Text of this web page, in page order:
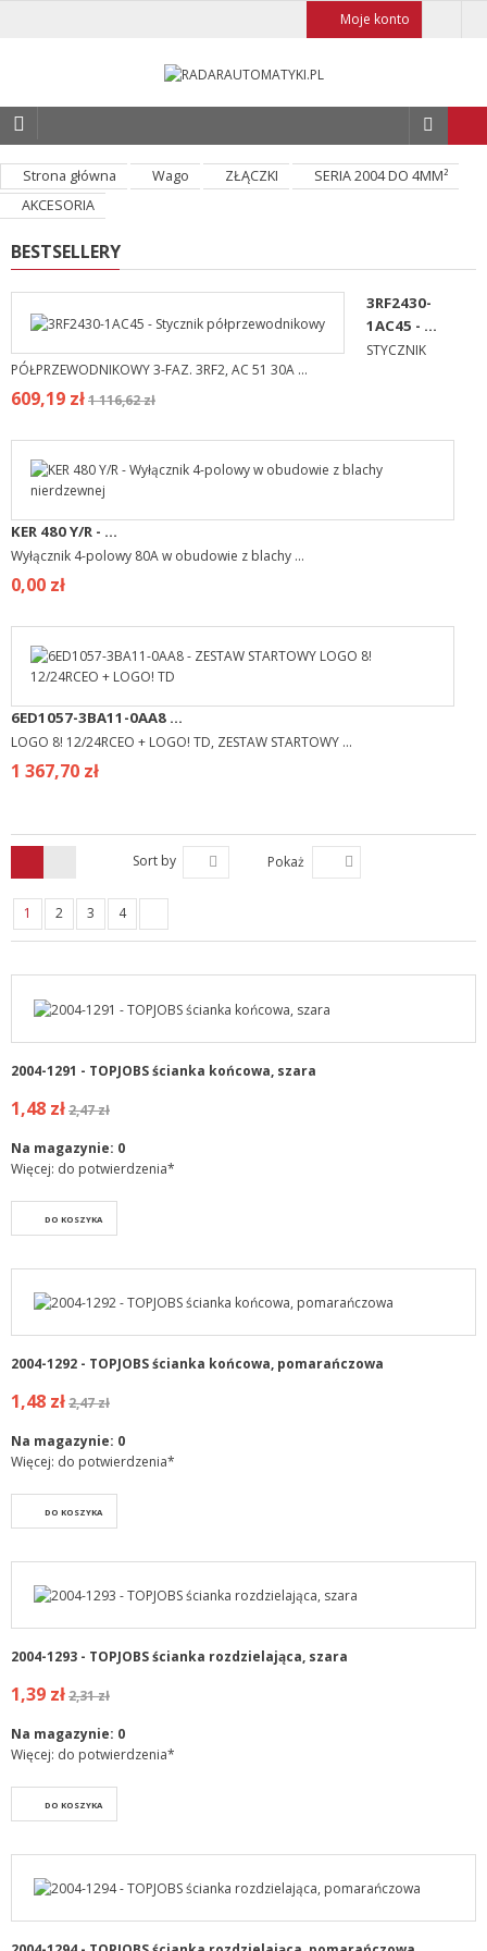
Moje konto
Strona główna Wago ZŁĄCZKI
SERIA 2004 DO 4MM²
AKCESORIA
BESTSELLERY
3RF2430-
1AC45 - ...
STYCZNIK
PÓŁPRZEWODNIKOWY 3-FAZ. 3RF2, AC 51 30A ...
609,19 zł1 116,62 zł
KER 480 Y/R - ...
Wyłącznik 4-polowy 80A w obudowie z blachy ...
0,00 zł
6ED1057-3BA11-0AA8 ...
LOGO 8! 12/24RCEO + LOGO! TD, ZESTAW STARTOWY ...
1 367,70 zł
Sort by Pokaż
1 2 3 4
2004-1291 - TOPJOBS ścianka końcowa, szara
1,48 zł2,47 zł
Na magazynie: 0
Więcej: do potwierdzenia*
DO KOSZYKA
2004-1292 - TOPJOBS ścianka końcowa, pomarańczowa
1,48 zł2,47 zł
Na magazynie: 0
Więcej: do potwierdzenia*
DO KOSZYKA
2004-1293 - TOPJOBS ścianka rozdzielająca, szara
1,39 zł2,31 zł
Na magazynie: 0
Więcej: do potwierdzenia*
DO KOSZYKA